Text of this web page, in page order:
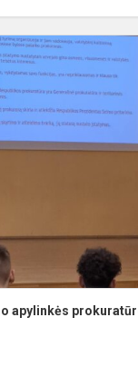
apylinkės